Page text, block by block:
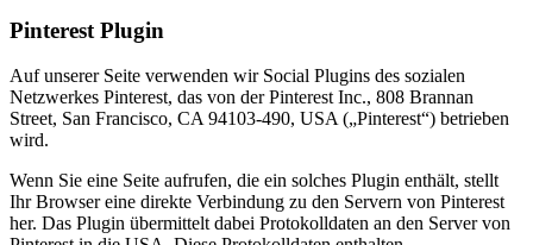
Pinterest Plugin
Auf unserer Seite verwenden wir Social Plugins des sozialen
Netzwerkes Pinterest, das von der Pinterest Inc., 808 Brannan
Street, San Francisco, CA 94103-490, USA („Pinterest“) betrieben
wird.
Wenn Sie eine Seite aufrufen, die ein solches Plugin enthält, stellt
Ihr Browser eine direkte Verbindung zu den Servern von Pinterest
her. Das Plugin übermittelt dabei Protokolldaten an den Server von